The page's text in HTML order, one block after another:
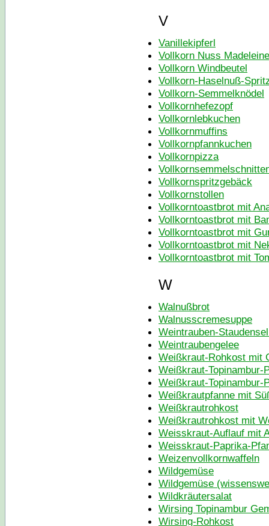
V
Vanillekipferl
Vollkorn Nuss
Vollkorn Windbeutel
Vollkorn-Haselnuß-
Vollkorn-Semmelknödel
Vollkornhefezopf
Vollkornlebkuchen
Vollkornmuffins
Vollkornpfannkuchen
Vollkornpizza
Vollkornspritzgebäck
Vollkornstollen
Vollkorntoastbrot mit
Vollkorntoastbrot mit
Vollkorntoastbrot mit
Vollkorntoastbrot mit
Vollkorntoastbrot mit
W
Walnußbrot
Walnusscremesuppe
Weintrauben-
Weintraubengelee
Weißkraut-Rohkost mit
Weißkraut-Topinambur-
Weißkraut-Topinambur-
Weißkrautpfanne mit
Weißkrautrohkost
Weißkrautrohkost mit
Weisskraut-Auflauf mit
Weisskraut-Paprika-
Weizenvollkornwaffeln
Wildgemüse
Wildgemüse
Wildkräutersalat
Wirsing Topinambur
Wirsing-Rohkost